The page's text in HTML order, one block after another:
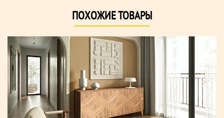
ПОХОЖИЕ ТОВАРЫ